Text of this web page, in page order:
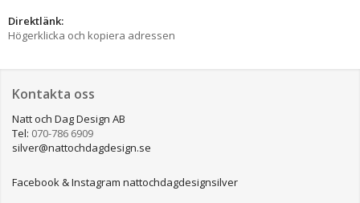
Direktlänk:
Högerklicka och kopiera adressen
Kontakta oss
Natt och Dag Design AB
Tel: 070-786 6909
silver@nattochdagdesign.se
Facebook & Instagram nattochdagdesignsilver